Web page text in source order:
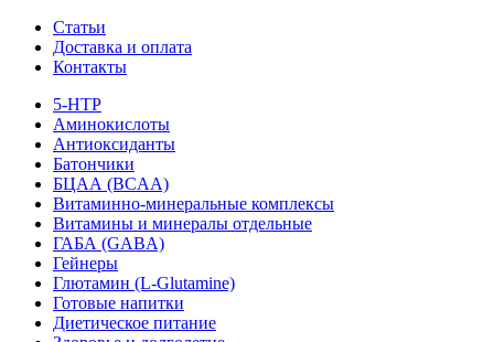
Статьи
Доставка и оплата
Контакты
5-HTP
Аминокислоты
Антиоксиданты
Батончики
БЦАА (BCAA)
Витаминно-минеральные комплексы
Витамины и минералы отдельные
ГАБА (GABA)
Гейнеры
Глютамин (L-Glutamine)
Готовые напитки
Диетическое питание